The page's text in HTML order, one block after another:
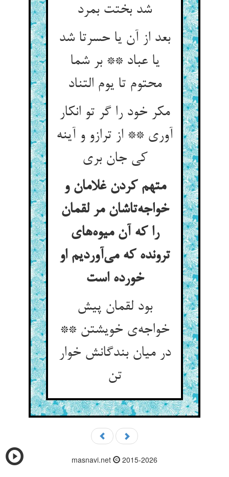
شد بختت بمرد
بعد از آن یا حسرتا شد
یا عباد ** بر شما
محتوم تا یوم التناد
مکر خود را گر تو انکار
آوری ** از ترازو و آینه
کی جان بری‌‌
متهم کردن غلامان و
خواجه‌‌تاشان مر لقمان
را که آن میوه‌‌های
ترونده که می‌‌آوردیم او
خورده است‌‌
بود لقمان پیش
خواجه‌‌ی خویشتن **
در میان بندگانش خوار
تن‌‌
masnavi.net 2015-2026